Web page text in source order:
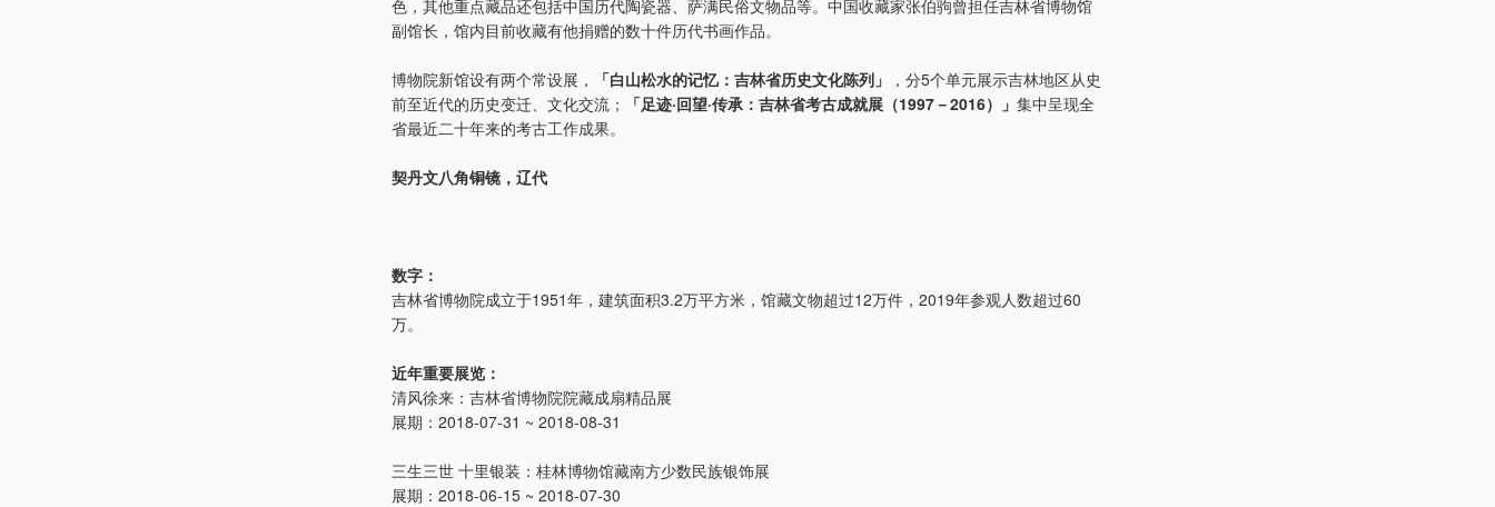
色，其他重点藏品还包括中国历代陶瓷器、萨满民俗文物品等。中国收藏家张伯驹曾担任吉林省博物馆
副馆长，馆内目前收藏有他捐赠的数十件历代书画作品。
博物院新馆设有两个常设展， 「白山松水的记忆：吉林省历史文化陈列」
，分5个单元展示吉林地区从史
前至近代的历史变迁、文化交流；
「足迹·回望·传承：吉林省考古成就展（1997－2016）」 集中呈现全
省最近二十年来的考古工作成果。
契丹文八角铜镜，辽代
数字：
吉林省博物院成立于1951年，建筑面积3.2万平方米，馆藏文物超过12万件，2019年参观人数超过60
万。
近年重要展览：
清风徐来：吉林省博物院院藏成扇精品展
展期：2018-07-31 ~ 2018-08-31
三生三世 十里银装：桂林博物馆藏南方少数民族银饰展
展期：2018-06-15 ~ 2018-07-30